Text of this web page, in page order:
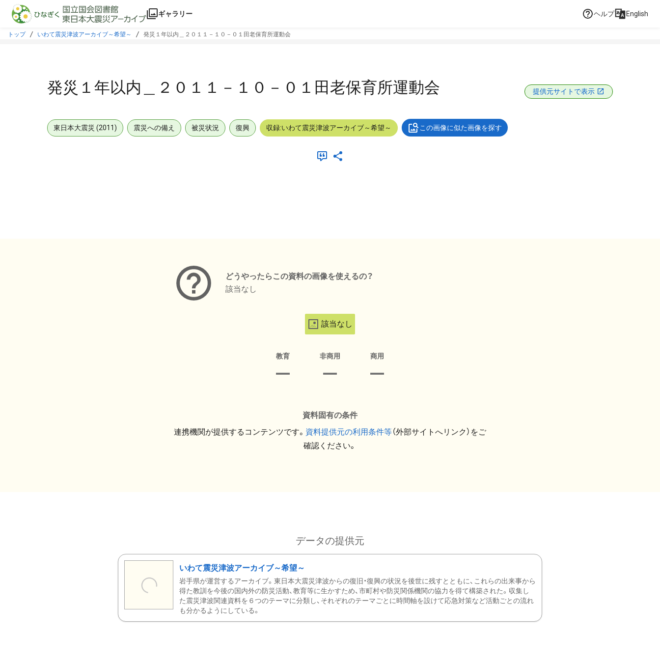
本文に飛ぶ
ギャラリー ヘルプ English
トップ いわて震災津波アーカイブ～希望～ 発災１年以内＿２０１１－１０－０１田老保育所運動会
発災１年以内＿２０１１－１０－０１田老保育所運動会 提供元サイトで表示
東日本大震災 (2011) 震災への備え 被災状況 復興 収録:いわて震災津波アーカイブ～希望～ この画像に似た画像を探す
どうやったらこの資料の画像を使えるの？
該当なし
該当なし
教育 非商用 商用
資料固有の条件
連携機関が提供するコンテンツです。 資料提供元の利用条件等（外部サイトへリンク）をご
確認ください。
データの提供元
いわて震災津波アーカイブ～希望～
岩手県が運営するアーカイブ。東日本大震災津波からの復旧・復興の状況を後世に残すとともに、これらの出来事から
得た教訓を今後の国内外の防災活動、教育等に生かすため、市町村や防災関係機関の協力を得て構築された。収集し
た震災津波関連資料を６つのテーマに分類し、それぞれのテーマごとに時間軸を設けて応急対策など活動ごとの流れ
も分かるようにしている。